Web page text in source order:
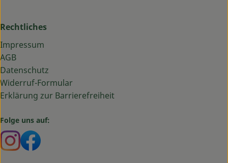
Rechtliches
Impressum
AGB
Datenschutz
Widerruf-Formular
Erklärung zur Barrierefreiheit
Folge uns auf:
Externer Link zu https://www.instagram.com/
Externer Link zu https://www.facebook.com/